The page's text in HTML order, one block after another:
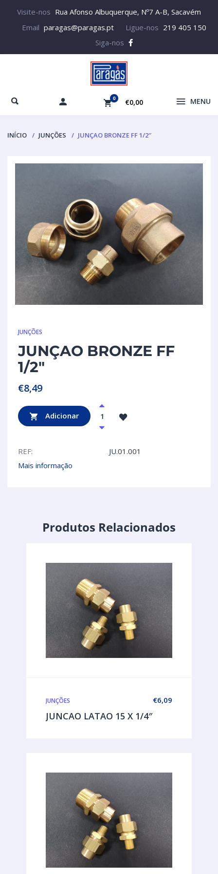
Visite-nos Rua Afonso Albuquerque, Nº7 A-B, Sacavém
Email paragas@paragas.pt Ligue-nos 219 405 150
Siga-nos
0 €0,00 MENU
INÍCIO JUNÇÕES JUNÇAO BRONZE FF 1/2″
JUNÇÕES
JUNÇAO BRONZE FF
1/2″
€8,49
Adicionar
REF:
JU.01.001
Mais informação
Produtos Relacionados
€6,09
JUNÇÕES
JUNCAO LATAO 15 X 1/4″